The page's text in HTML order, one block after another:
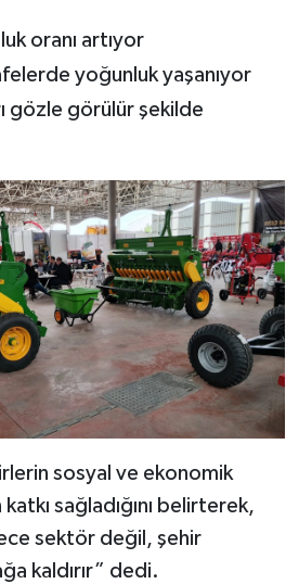
oranı artıyor
yoğunluk yaşanıyor
gözle görülür şekilde
sosyal ve ekonomik
sağladığını belirterek,
sektör değil, şehir
kaldırır” dedi.